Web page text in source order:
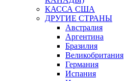
КАССА США
ДРУГИЕ СТРАНЫ
Австралия
Аргентина
Бразилия
Великобритания
Германия
Испания